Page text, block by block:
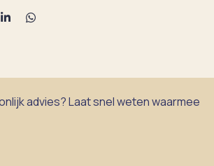
S
D
advies? Laat snel weten waarmee